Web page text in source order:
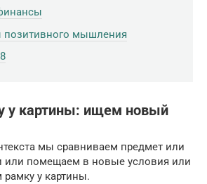
мышления
у картины: ищем новый
мы сравниваем предмет или
или помещаем в новые условия или
рамку у картины.